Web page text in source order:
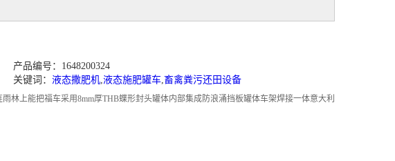
产品编号：1648200324
关键词： 液态撒肥机,液态施肥罐车,畜禽粪污还田设备
上能把福车采用8mm厚THB蝶形封头罐体内部集成防浪涌挡板罐体车架焊接一体意大利